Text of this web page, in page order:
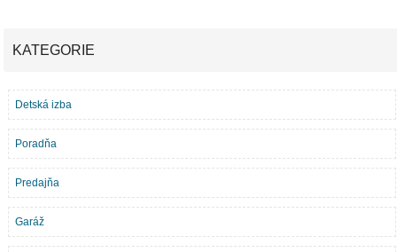
KATEGORIE
Detská izba
Poradňa
Predajňa
Garáž